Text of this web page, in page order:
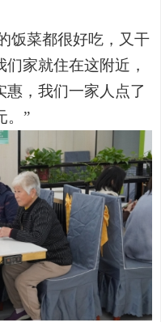
饭菜都很好吃，又干
家就住在这附近，
，我们一家人点了
。”